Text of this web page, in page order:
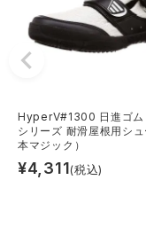
HyperV#1300 日進ゴ
シリーズ 耐滑屋根用シ
本マジック）
¥4,311(税込)